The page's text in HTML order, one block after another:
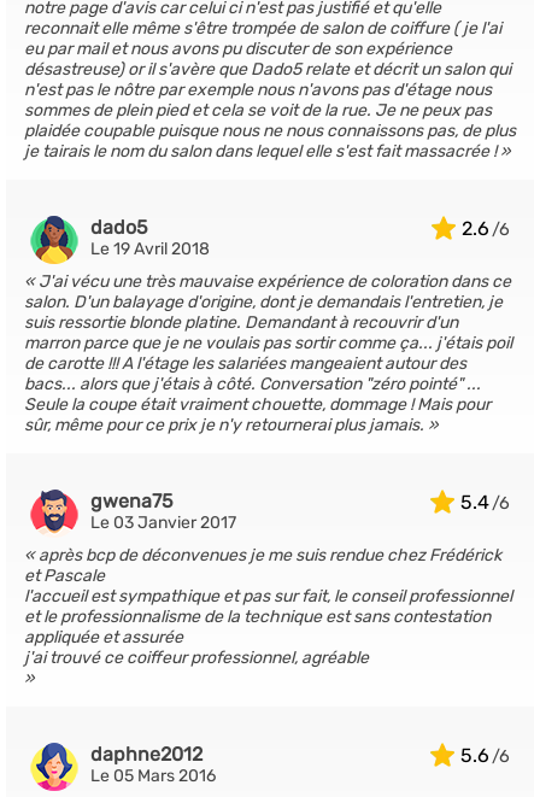
notre page d'avis car celui ci n'est pas justifié et qu'elle
reconnait elle même s'être trompée de salon de coiffure ( je l'ai
eu par mail et nous avons pu discuter de son expérience
désastreuse) or il s'avère que Dado5 relate et décrit un salon qui
n'est pas le nôtre par exemple nous n'avons pas d'étage nous
sommes de plein pied et cela se voit de la rue. Je ne peux pas
plaidée coupable puisque nous ne nous connaissons pas, de plus
je tairais le nom du salon dans lequel elle s'est fait massacrée !
2.6
dado5
Le 19 Avril 2018
J'ai vécu une très mauvaise expérience de coloration dans ce
salon. D'un balayage d'origine, dont je demandais l'entretien, je
suis ressortie blonde platine. Demandant à recouvrir d'un
marron parce que je ne voulais pas sortir comme ça... j'étais poil
de carotte !!! A l'étage les salariées mangeaient autour des
bacs... alors que j'étais à côté. Conversation "zéro pointé" ...
Seule la coupe était vraiment chouette, dommage ! Mais pour
sûr, même pour ce prix je n'y retournerai plus jamais.
5.4
gwena75
Le 03 Janvier 2017
après bcp de déconvenues je me suis rendue chez Frédérick
et Pascale
l'accueil est sympathique et pas sur fait, le conseil professionnel
et le professionnalisme de la technique est sans contestation
appliquée et assurée
j'ai trouvé ce coiffeur professionnel, agréable
5.6
daphne2012
Le 05 Mars 2016